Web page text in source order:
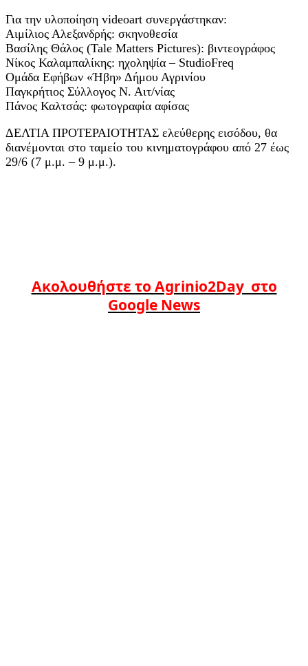
Για την υλοποίηση videoart συνεργάστηκαν:
Αιμίλιος Αλεξανδρής: σκηνοθεσία
Βασίλης Θάλος (Tale Matters Pictures): βιντεογράφος
Νίκος Καλαμπαλίκης: ηχοληψία – StudioFreq
Ομάδα Εφήβων «Ήβη» Δήμου Αγρινίου
Παγκρήτιος Σύλλογος Ν. Αιτ/νίας
Πάνος Καλτσάς: φωτογραφία αφίσας
ΔΕΛΤΙΑ ΠΡΟΤΕΡΑΙΟΤΗΤΑΣ ελεύθερης εισόδου, θα
διανέμονται στο ταμείο του κινηματογράφου από 27 έως
29/6 (7 μ.μ. – 9 μ.μ.).
Ακολουθήστε το Agrinio2Day στο
Google News